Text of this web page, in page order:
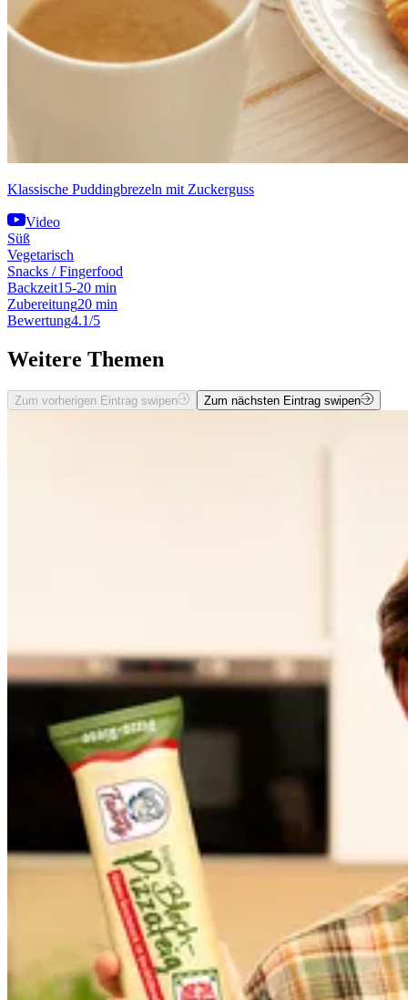
Klassische Puddingbrezeln mit Zuckerguss
Video
Süß
Vegetarisch
Snacks / Fingerfood
Backzeit15-20 min
Zubereitung20 min
Bewertung4.1/5
Weitere Themen
Zum vorherigen Eintrag swipen Zum nächsten Eintrag swipen